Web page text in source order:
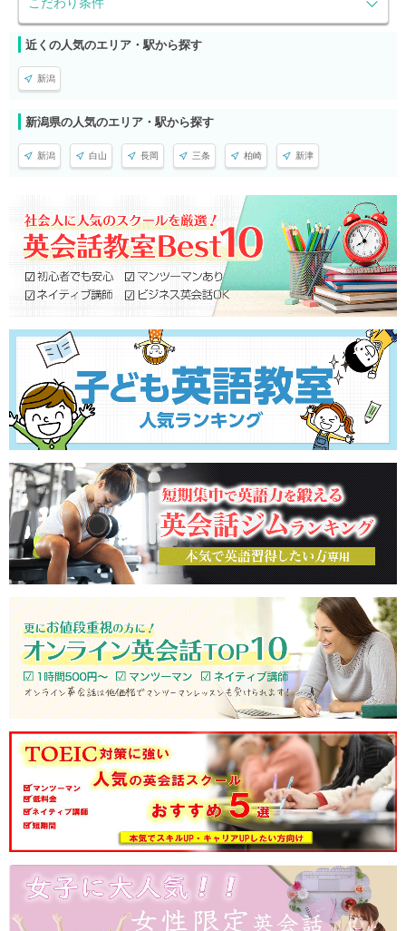
近くの人気のエリア・駅から探す
新潟
新潟県の人気のエリア・駅から探す
新潟 白山 長岡 三条 柏崎 新津